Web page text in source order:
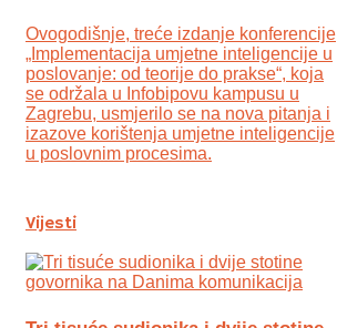
Ovogodišnje, treće izdanje konferencije
„Implementacija umjetne inteligencije u
poslovanje: od teorije do prakse“, koja
se održala u Infobipovu kampusu u
Zagrebu, usmjerilo se na nova pitanja i
izazove korištenja umjetne inteligencije
u poslovnim procesima.
Vijesti